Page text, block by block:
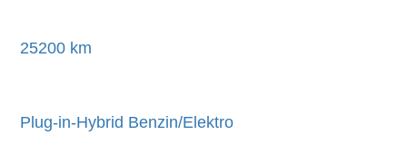
25200 km
Plug-in-Hybrid Benzin/Elektro